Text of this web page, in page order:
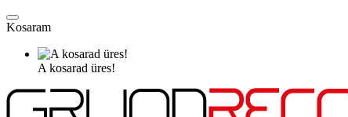
Kosaram
A kosarad üres!